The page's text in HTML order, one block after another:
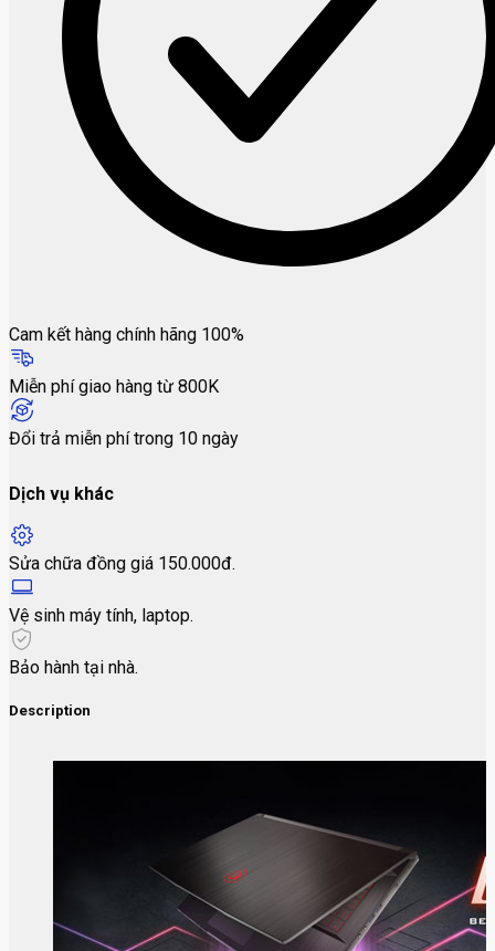
Cam kết hàng chính hãng 100%
Miễn phí giao hàng từ 800K
Đổi trả miễn phí trong 10 ngày
Dịch vụ khác
Sửa chữa đồng giá 150.000đ.
Vệ sinh máy tính, laptop.
Bảo hành tại nhà.
Description